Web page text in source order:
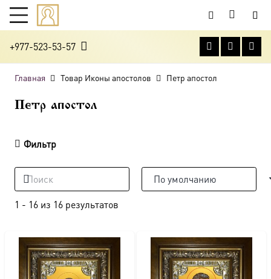
+977-523-53-57
Главная Товар Иконы апостолов Петр апостол
Петр апостол
Фильтр
1 - 16 из 16 результатов